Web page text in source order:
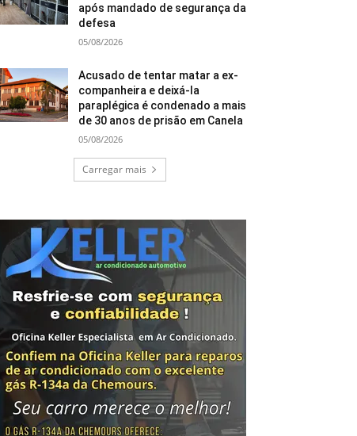
após mandado de segurança da
defesa
05/08/2026
Acusado de tentar matar a ex-
companheira e deixá-la
paraplégica é condenado a mais
de 30 anos de prisão em Canela
05/08/2026
Carregar mais